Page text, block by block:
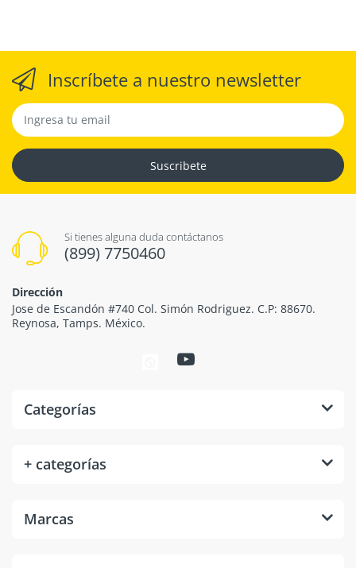
Inscríbete a nuestro newsletter
Suscribete
Si tienes alguna duda contáctanos
(899) 7750460
Dirección
Jose de Escandón #740 Col. Simón Rodriguez. C.P: 88670.
Reynosa, Tamps. México.
Categorías
+ categorías
Marcas